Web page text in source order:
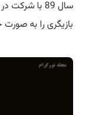
سال 89 با
بازیگری را به